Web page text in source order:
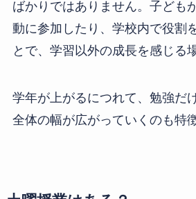
ばかりではありません。子ども
動に参加したり、学校内で役割
とで、学習以外の成長を感じる
学年が上がるにつれて、勉強だ
全体の幅が広がっていくのも特